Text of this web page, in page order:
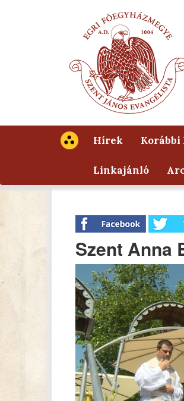
Hírek
Linkajánló
Szent Anna